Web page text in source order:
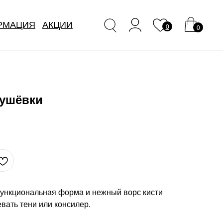
0
0
АКЦИИ
форма и нежный ворс кисти
тени или консилер.